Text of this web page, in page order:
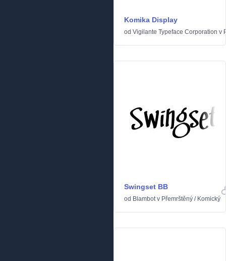
Komika Display
od Vigilante Typeface Corporation v
Swingset BB
od Blambotv Přemrštěný / Komický